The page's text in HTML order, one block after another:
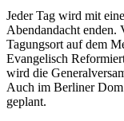
Jeder Tag wird mit
Abendandacht enden.
Tagungsort auf dem
Evangelisch
wird die
Auch im Berliner Dom
geplant.